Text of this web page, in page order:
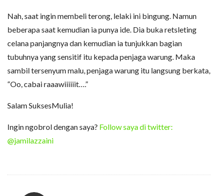
Nah, saat ingin membeli terong, lelaki ini bingung. Namun
beberapa saat kemudian ia punya ide. Dia buka retsleting
celana panjangnya dan kemudian ia tunjukkan bagian
tubuhnya yang sensitif itu kepada penjaga warung. Maka
sambil tersenyum malu, penjaga warung itu langsung berkata,
“Oo, cabai raaawiiiiiit….”
Salam SuksesMulia!
Ingin ngobrol dengan saya? Follow saya di twitter:
@jamilazzaini